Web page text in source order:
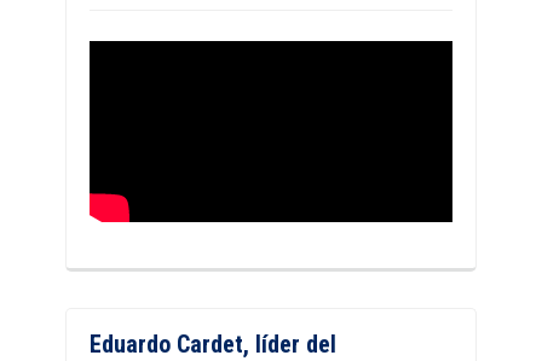
Eduardo Cardet, líder del